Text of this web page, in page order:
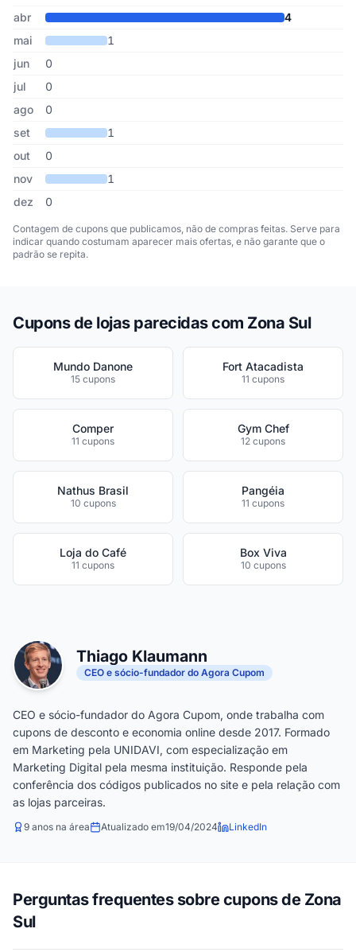
abr
4
mai
1
jun
0
jul
0
ago
0
set
1
out
0
nov
1
dez
0
Contagem de cupons que publicamos, não de compras feitas. Serve para
indicar quando costumam aparecer mais ofertas, e não garante que o
padrão se repita.
Cupons de lojas parecidas com Zona Sul
Mundo Danone
15 cupons
Fort Atacadista
11 cupons
Comper
11 cupons
Gym Chef
12 cupons
Nathus Brasil
10 cupons
Pangéia
11 cupons
Loja do Café
11 cupons
Box Viva
10 cupons
Thiago Klaumann
CEO e sócio-fundador do Agora Cupom
CEO e sócio-fundador do Agora Cupom, onde trabalha com
cupons de desconto e economia online desde 2017. Formado
em Marketing pela UNIDAVI, com especialização em
Marketing Digital pela mesma instituição. Responde pela
conferência dos códigos publicados no site e pela relação com
as lojas parceiras.
9 anos na área Atualizado em19/04/2024 LinkedIn
Perguntas frequentes sobre cupons de Zona
Sul